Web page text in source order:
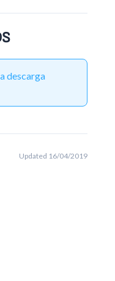
descarga
Updated 16/04/2019